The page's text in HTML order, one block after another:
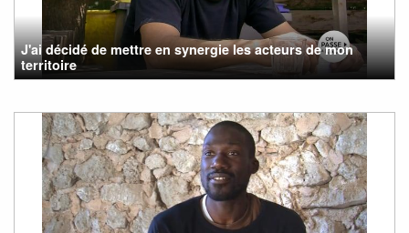
J'ai décidé de mettre en synergie les acteurs de mon
territoire